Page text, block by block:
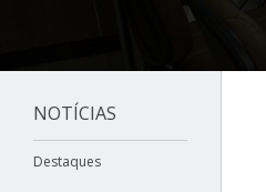
NOTÍCIAS
Destaques